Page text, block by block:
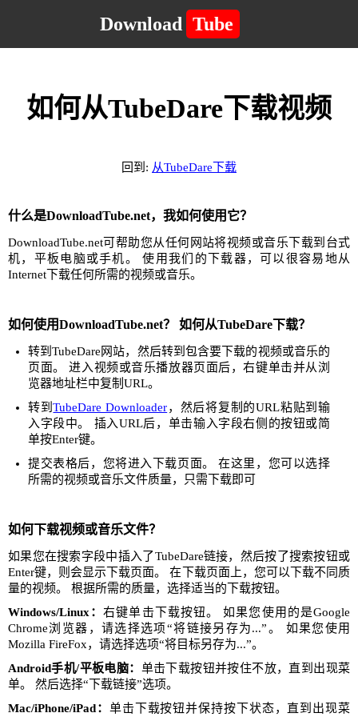
Download Tube
如何从TubeDare下载视频
回到: 从TubeDare下载
什么是DownloadTube.net，我如何使用它？
DownloadTube.net可帮助您从任何网站将视频或音乐下载到台式
机，平板电脑或手机。 使用我们的下载器，可以很容易地从
Internet下载任何所需的视频或音乐。
如何使用DownloadTube.net？ 如何从TubeDare下载？
转到TubeDare网站，然后转到包含要下载的视频或音乐的
页面。 进入视频或音乐播放器页面后，右键单击并从浏
览器地址栏中复制URL。
转到TubeDare Downloader，然后将复制的URL粘贴到输
入字段中。 插入URL后，单击输入字段右侧的按钮或简
单按Enter键。
提交表格后，您将进入下载页面。 在这里，您可以选择
所需的视频或音乐文件质量，只需下载即可
如何下载视频或音乐文件？
如果您在搜索字段中插入了TubeDare链接，然后按了搜索按钮或
Enter键，则会显示下载页面。 在下载页面上，您可以下载不同质
量的视频。 根据所需的质量，选择适当的下载按钮。
Windows/Linux：右键单击下载按钮。 如果您使用的是Google
Chrome浏览器，请选择选项“将链接另存为...”。 如果您使用
Mozilla FireFox，请选择选项“将目标另存为...”。
Android手机/平板电脑： 单击下载按钮并按住不放，直到出现菜
单。 然后选择“下载链接”选项。
Mac/iPhone/iPad： 单击下载按钮并保持按下状态，直到出现菜